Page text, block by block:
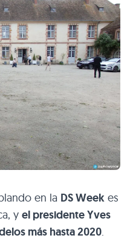
en la DS Week es
y el presidente Yves
más hasta 2020.